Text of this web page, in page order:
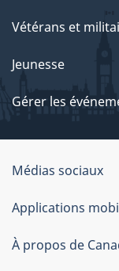
Vétérans et
Jeunesse
Gérer les
Organisation
du
du
Médias sociaux
Applications
À propos de